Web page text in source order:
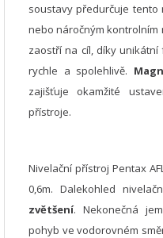
soustavy předurčuje tento
nebo náročným kontrolním
zaostří na cíl, díky
rychle a spolehlivě.
zajišťuje okamžité
přístroje.
Nivelační přístroj Pentax
0,6m. Dalekohled
zvětšení. Nekonečná
pohyb ve vodorovném